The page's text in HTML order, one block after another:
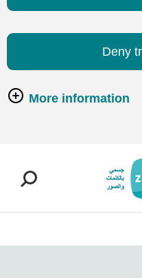
Deny
More information